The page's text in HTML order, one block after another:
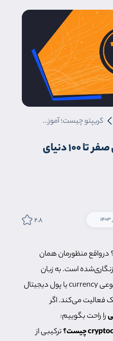
کریپتو چیست؛ آموزش صفر تا 100 دنیای کریپتو کارنسی!
کریپتو چیست؛ آموزش صفر تا 100 دنیای
2.8
؟ درواقع منظورمان همان
است. به زبان
ساده، کریپتوکارنسی چیست؟ نوعی currency یا پول دیجیتال
فعالیت می‌کند. اگر
را راحت بگوییم:
ترکیبی از